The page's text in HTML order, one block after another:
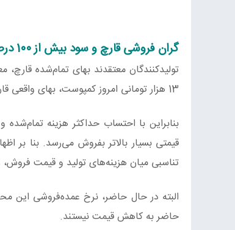
گران فروشی قارچ و سود بیش از 100 درصدی
13 هزار تومانی امروز کمپوست، بهای واقعی قارچ باید حدود 120 تا 130 هزار تومان باشد.
بنابراین با احتساب حداکثر هزینه تمام‌شده
تناسبی میان هزینه‌های تولید و قیمت فروش،
البته در حال حاضر، نرخ عمده‌فروشی این
حاضر به کاهش قیمت نیستند.